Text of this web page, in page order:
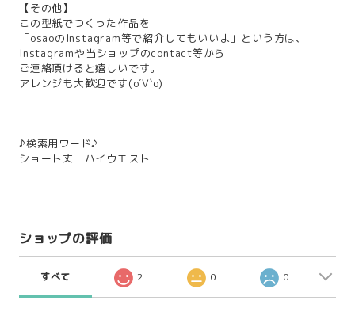
【その他】
この型紙でつくった作品を
「osaoのInstagram等で紹介してもいいよ」という方は、
Instagramや当ショップのcontact等から
ご連絡頂けると嬉しいです。
アレンジも大歓迎です(о´∀`о)
♪検索用ワード♪
ショート丈 ハイウエスト
ショップの評価
すべて 2 0 0